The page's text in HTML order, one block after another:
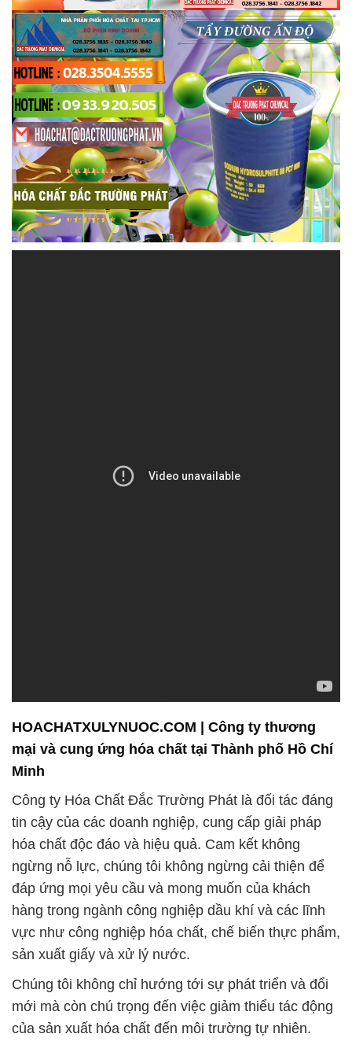
HOACHATXULYNUOC.COM | Công ty thương
mại và cung ứng hóa chất tại Thành phố Hồ Chí
Minh
Công ty Hóa Chất Đắc Trường Phát là đối tác đáng
tin cậy của các doanh nghiệp, cung cấp giải pháp
hóa chất độc đáo và hiệu quả. Cam kết không
ngừng nỗ lực, chúng tôi không ngừng cải thiện để
đáp ứng mọi yêu cầu và mong muốn của khách
hàng trong ngành công nghiệp dầu khí và các lĩnh
vực như công nghiệp hóa chất, chế biến thực phẩm,
sản xuất giấy và xử lý nước.
Chúng tôi không chỉ hướng tới sự phát triển và đổi
mới mà còn chú trọng đến việc giảm thiểu tác động
của sản xuất hóa chất đến môi trường tự nhiên.